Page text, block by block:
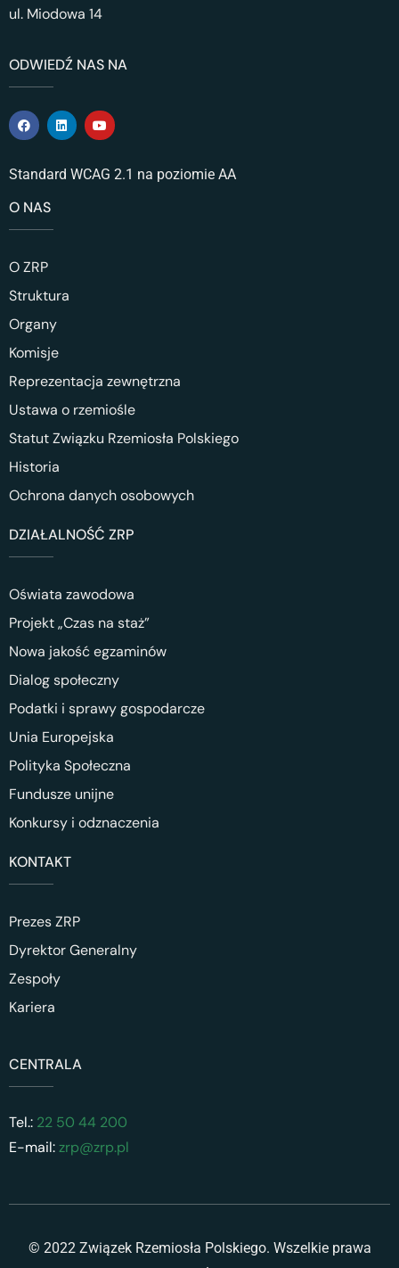
ul. Miodowa 14
ODWIEDŹ NAS NA
Standard WCAG 2.1 na poziomie AA
O NAS
O ZRP
Struktura
Organy
Komisje
Reprezentacja zewnętrzna
Ustawa o rzemiośle
Statut Związku Rzemiosła Polskiego
Historia
Ochrona danych osobowych
DZIAŁALNOŚĆ ZRP
Oświata zawodowa
Projekt „Czas na staż”
Nowa jakość egzaminów
Dialog społeczny
Podatki i sprawy gospodarcze
Unia Europejska
Polityka Społeczna
Fundusze unijne
Konkursy i odznaczenia
KONTAKT
Prezes ZRP
Dyrektor Generalny
Zespoły
Kariera
CENTRALA
Tel.: 22 50 44 200
E-mail:zrp@zrp.pl
© 2022 Związek Rzemiosła Polskiego. Wszelkie prawa